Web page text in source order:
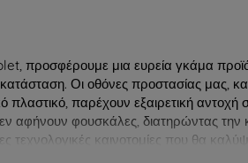
προσφέρουμε μια ευρεία γκάμα
Οι οθόνες προστασίας μας,
πλαστικό, παρέχουν εξαιρετική αντοχή
αφήνουν φουσκάλες, διατηρώντας την
τεχνολογικές καινοτομίες που θα